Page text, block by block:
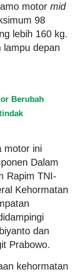
motor mid
98
lebih 160 kg.
lampu depan
Berubah
motor ini
Dalam
Rapim TNI-
Kehormatan
dan
Prabowo.
kehormatan